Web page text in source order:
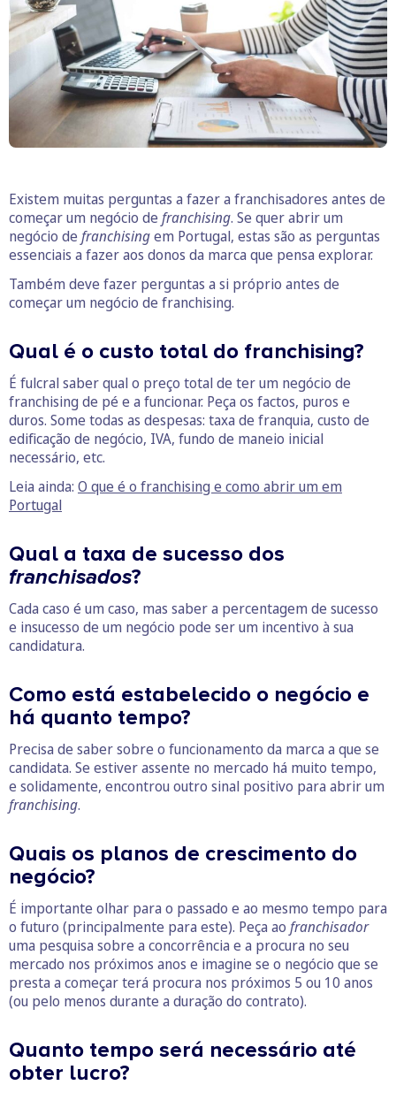
Existem muitas perguntas a fazer a franchisadores antes de
começar um negócio de franchising. Se quer abrir um
negócio de franchisingem Portugal, estas são as perguntas
essenciais a fazer aos donos da marca que pensa explorar.
Também deve fazer perguntas a si próprio antes de
começar um negócio de franchising.
Qual é o custo total do franchising?
É fulcral saber qual o preço total de ter um negócio de
franchising de pé e a funcionar. Peça os factos, puros e
duros. Some todas as despesas: taxa de franquia, custo de
edificação de negócio, IVA, fundo de maneio inicial
necessário, etc.
Leia ainda: O que é o franchising e como abrir um em
Portugal
Qual a taxa de sucesso dos
franchisados?
Cada caso é um caso, mas saber a percentagem de sucesso
e insucesso de um negócio pode ser um incentivo à sua
candidatura.
Como está estabelecido o negócio e
há quanto tempo?
Precisa de saber sobre o funcionamento da marca a que se
candidata. Se estiver assente no mercado há muito tempo,
e solidamente, encontrou outro sinal positivo para abrir um
franchising.
Quais os planos de crescimento do
negócio?
É importante olhar para o passado e ao mesmo tempo para
o futuro (principalmente para este). Peça ao franchisador
uma pesquisa sobre a concorrência e a procura no seu
mercado nos próximos anos e imagine se o negócio que se
presta a começar terá procura nos próximos 5 ou 10 anos
(ou pelo menos durante a duração do contrato).
Quanto tempo será necessário até
obter lucro?